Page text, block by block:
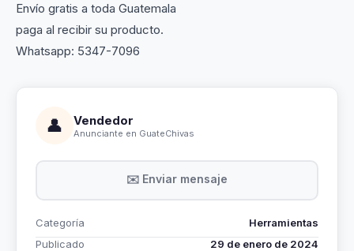
Envío gratis a toda Guatemala
paga al recibir su producto.
Whatsapp: 5347-7096
👤 Vendedor
Anunciante en GuateChivas
✉️ Enviar mensaje
Categoría
Herramientas
Publicado
29 de enero de 2024